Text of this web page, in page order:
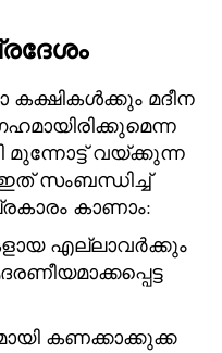
കക്ഷികള്‍ക്കും മദീന
വയ്ക്കുന്ന
സംബന്ധിച്ച്
കാണാം:
എല്ലാവർക്കും
കണക്കാക്കുക്ക